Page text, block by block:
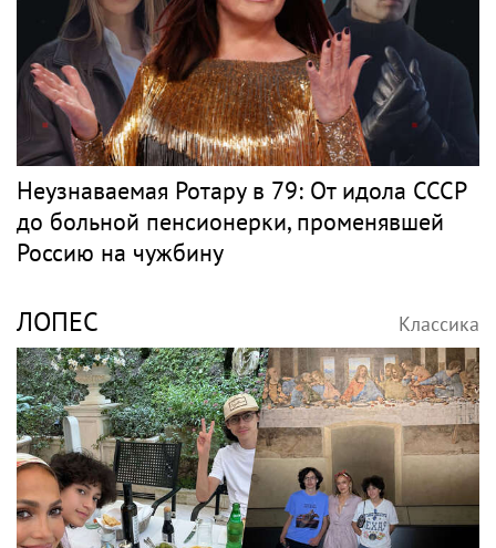
Неузнаваемая Ротару в 79: От идола СССР
до больной пенсионерки, променявшей
Россию на чужбину
ЛОПЕС Классика